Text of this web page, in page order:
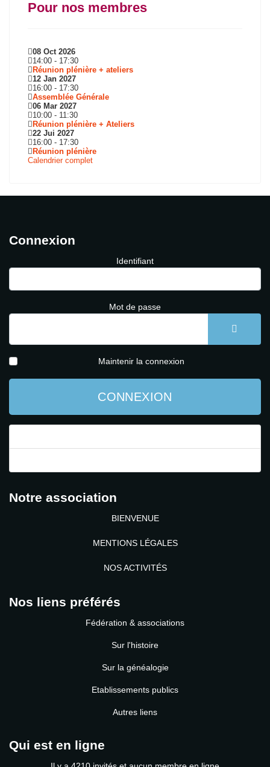
Pour nos membres
08 Oct 2026
14:00 - 17:30
Réunion plénière + ateliers
12 Jan 2027
16:00 - 17:30
Assemblée Générale
06 Mar 2027
10:00 - 11:30
Réunion plénière + Ateliers
22 Jui 2027
16:00 - 17:30
Réunion plénière
Calendrier complet
Connexion
Identifiant
Mot de passe
Maintenir la connexion
CONNEXION
Notre association
BIENVENUE
MENTIONS LÉGALES
NOS ACTIVITÉS
Nos liens préférés
Fédération & associations
Sur l'histoire
Sur la généalogie
Etablissements publics
Autres liens
Qui est en ligne